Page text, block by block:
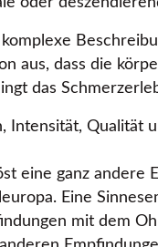
aus, dass die
das
Intensität, Qualität
eine ganz andere
Eine
mit dem